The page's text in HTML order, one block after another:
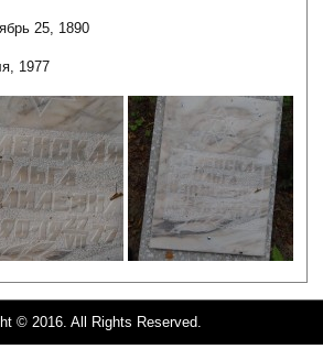
25, 1890
1977
© 2016. All Rights Reserved.